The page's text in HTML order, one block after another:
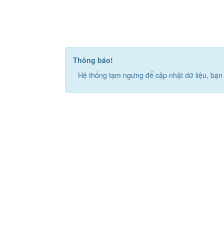
Thông báo!
Hệ thống tạm ngưng để cập nhật dữ liệu,